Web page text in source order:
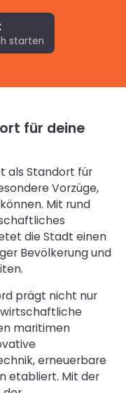
starten
für deine
als Standort für
Vorzüge,
Mit rund
die Stadt einen
Bevölkerung und
prägt nicht nur
maritimen
erneuerbare
etabliert. Mit der